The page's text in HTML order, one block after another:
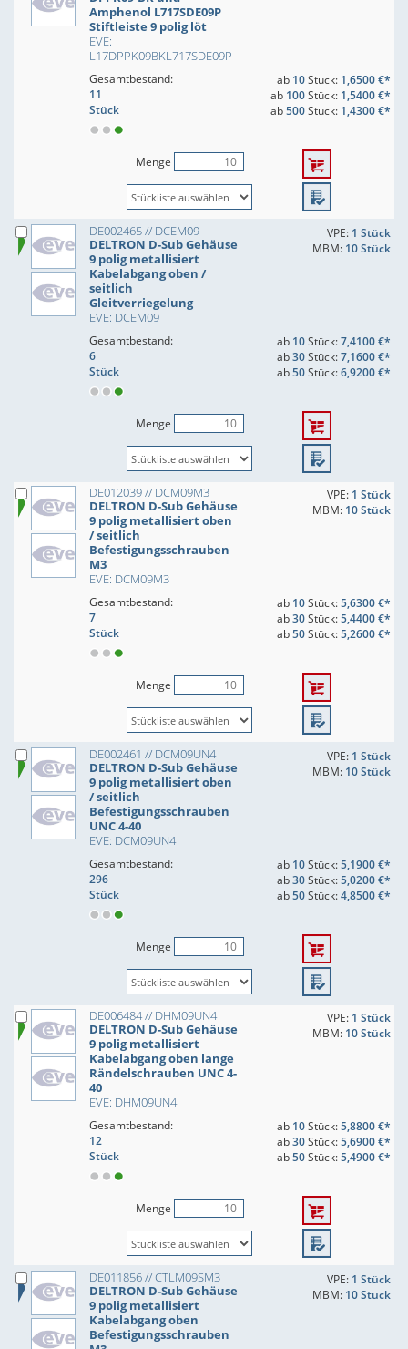
Amphenol L717SDE09P
Stiftleiste 9 polig löt
EVE:
L17DPPK09BKL717SDE09P
Gesamtbestand:
11
Stück
ab 10Stück: 1,6500 €*
ab 100Stück: 1,5400 €*
ab500Stück: 1,4300 €*
Menge
DE002465 // DCEM09
DELTRON D-Sub Gehäuse
9 polig metallisiert
Kabelabgang oben /
seitlich
Gleitverriegelung
EVE: DCEM09
VPE: 1 Stück
MBM: 10 Stück
Gesamtbestand:
6
Stück
ab 10Stück:7,4100 €*
ab30Stück:7,1600 €*
ab50Stück:6,9200 €*
Menge
DE012039 // DCM09M3
DELTRON D-Sub Gehäuse
9 polig metallisiert oben
/ seitlich
Befestigungsschrauben
M3
EVE: DCM09M3
VPE: 1 Stück
MBM: 10 Stück
Gesamtbestand:
7
Stück
ab 10Stück:5,6300 €*
ab30Stück:5,4400 €*
ab50Stück:5,2600 €*
Menge
DE002461 // DCM09UN4
DELTRON D-Sub Gehäuse
9 polig metallisiert oben
/ seitlich
Befestigungsschrauben
UNC 4-40
EVE: DCM09UN4
VPE: 1 Stück
MBM: 10 Stück
Gesamtbestand:
296
Stück
ab 10Stück:5,1900 €*
ab30Stück:5,0200 €*
ab50Stück:4,8500 €*
Menge
DE006484 // DHM09UN4
DELTRON D-Sub Gehäuse
9 polig metallisiert
Kabelabgang oben lange
Rändelschrauben UNC 4-
40
EVE: DHM09UN4
VPE: 1 Stück
MBM: 10 Stück
Gesamtbestand:
12
Stück
ab 10Stück:5,8800 €*
ab30Stück:5,6900 €*
ab50Stück:5,4900 €*
Menge
DE011856 // CTLM09SM3
DELTRON D-Sub Gehäuse
9 polig metallisiert
Kabelabgang oben
Befestigungsschrauben
VPE: 1 Stück
MBM: 10 Stück